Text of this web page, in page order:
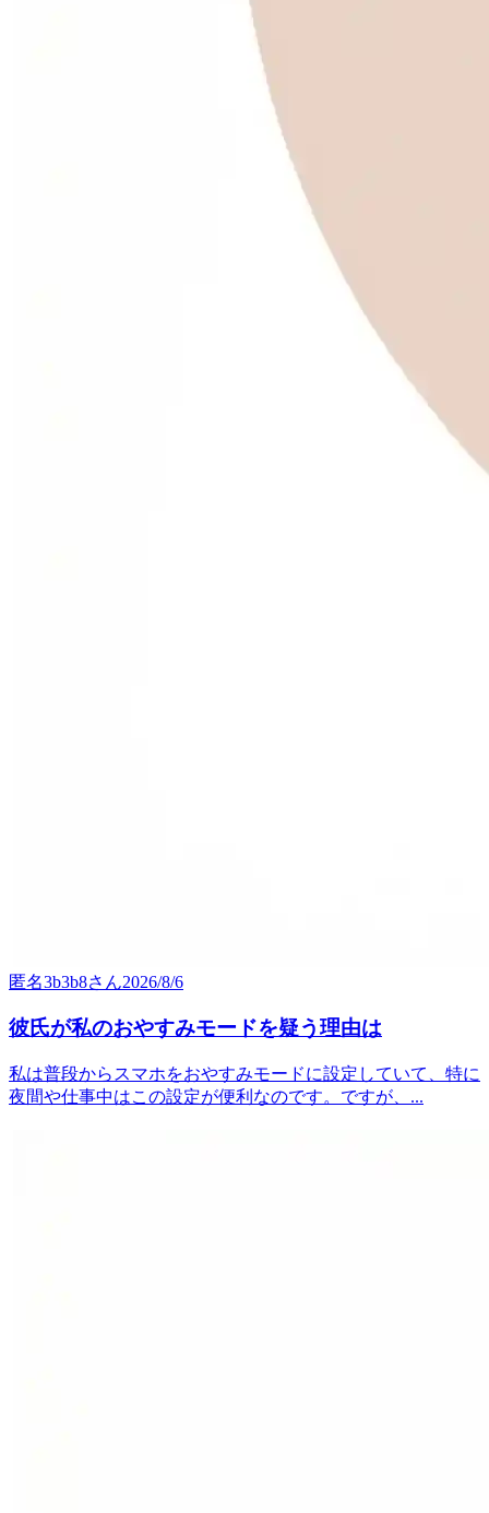
匿名3b3b8さん2026/8/6
彼氏が私のおやすみモードを疑う理由は
私は普段からスマホをおやすみモードに設定していて、特に
夜間や仕事中はこの設定が便利なのです。ですが、...